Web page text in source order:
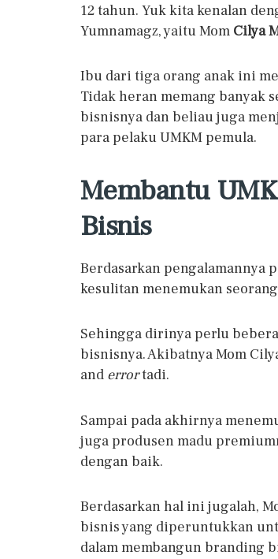
12 tahun. Yuk kita kenalan
Yumnamagz, yaitu Mom Cilya
Ibu dari tiga orang anak ini
Tidak heran memang banyak
bisnisnya dan beliau juga
para pelaku UMKM pemula.
Membantu
Bisnis
Berdasarkan pengalamannya
kesulitan menemukan
Sehingga dirinya perlu
bisnisnya. Akibatnya Mom
and errortadi.
Sampai pada akhirnya
juga produsen madu
dengan baik.
Berdasarkan hal ini jugalah,
bisnis yang diperuntukkan
dalam membangun branding